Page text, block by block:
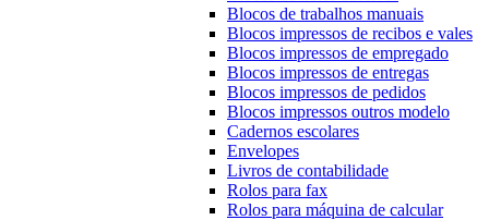
Blocos de trabalhos manuais
Blocos impressos de recibos e vales
Blocos impressos de empregado
Blocos impressos de entregas
Blocos impressos de pedidos
Blocos impressos outros modelo
Cadernos escolares
Envelopes
Livros de contabilidade
Rolos para fax
Rolos para máquina de calcular